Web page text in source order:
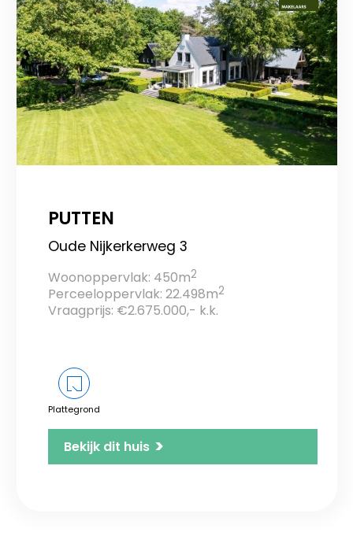
PUTTEN
Oude Nijkerkerweg 3
Woonoppervlak: 450m2
Perceeloppervlak: 22.498m2
Vraagprijs: €2.675.000,- k.k.
Plattegrond
Bekijk dit huis >